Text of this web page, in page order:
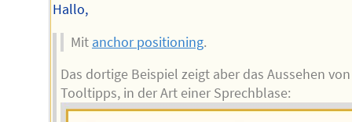
Hallo,
Mit anchor positioning.
Das dortige Beispiel zeigt aber das Aussehen von
Tooltipps, in der Art einer Sprechblase: